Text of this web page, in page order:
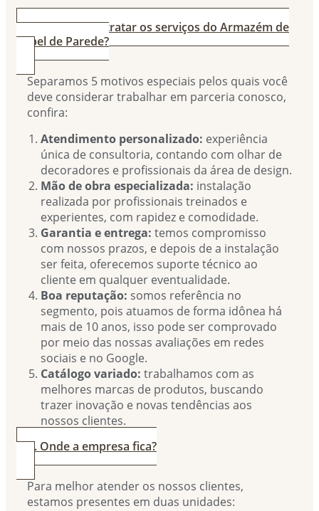
3. Por que contratar os serviços do Armazém de
Papel de Parede?
Separamos 5 motivos especiais pelos quais você
deve considerar trabalhar em parceria conosco,
confira:
Atendimento personalizado: experiência
única de consultoria, contando com olhar de
decoradores e profissionais da área de design.
Mão de obra especializada: instalação
realizada por profissionais treinados e
experientes, com rapidez e comodidade.
Garantia e entrega: temos compromisso
com nossos prazos, e depois de a instalação
ser feita, oferecemos suporte técnico ao
cliente em qualquer eventualidade.
Boa reputação: somos referência no
segmento, pois atuamos de forma idônea há
mais de 10 anos, isso pode ser comprovado
por meio das nossas avaliações em redes
sociais e no Google.
Catálogo variado: trabalhamos com as
melhores marcas de produtos, buscando
trazer inovação e novas tendências aos
nossos clientes.
4. Onde a empresa fica?
Para melhor atender os nossos clientes,
estamos presentes em duas unidades: